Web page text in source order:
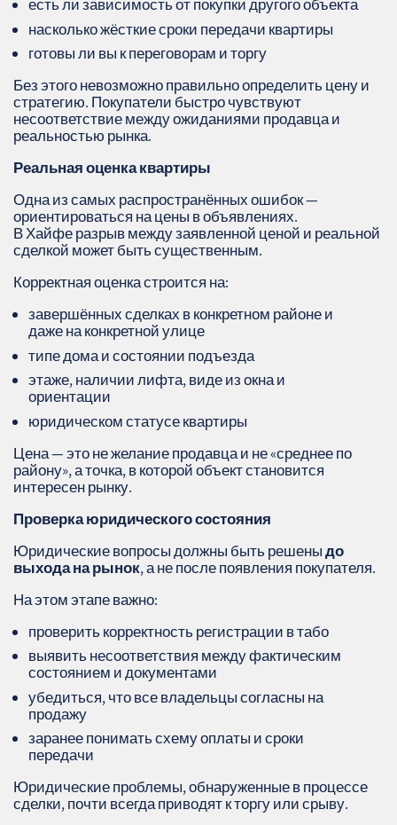
есть ли зависимость от покупки другого объекта
насколько жёсткие сроки передачи квартиры
готовы ли вы к переговорам и торгу
Без этого невозможно правильно определить цену и
стратегию. Покупатели быстро чувствуют
несоответствие между ожиданиями продавца и
реальностью рынка.
Реальная оценка квартиры
Одна из самых распространённых ошибок —
ориентироваться на цены в объявлениях.
В Хайфе разрыв между заявленной ценой и реальной
сделкой может быть существенным.
Корректная оценка строится на:
завершённых сделках в конкретном районе и
даже на конкретной улице
типе дома и состоянии подъезда
этаже, наличии лифта, виде из окна и
ориентации
юридическом статусе квартиры
Цена — это не желание продавца и не «среднее по
району», а точка, в которой объект становится
интересен рынку.
Проверка юридического состояния
Юридические вопросы должны быть решеныдо
выхода на рынок, а не после появления покупателя.
На этом этапе важно:
проверить корректность регистрации в табо
выявить несоответствия между фактическим
состоянием и документами
убедиться, что все владельцы согласны на
продажу
заранее понимать схему оплаты и сроки
передачи
Юридические проблемы, обнаруженные в процессе
сделки, почти всегда приводят к торгу или срыву.